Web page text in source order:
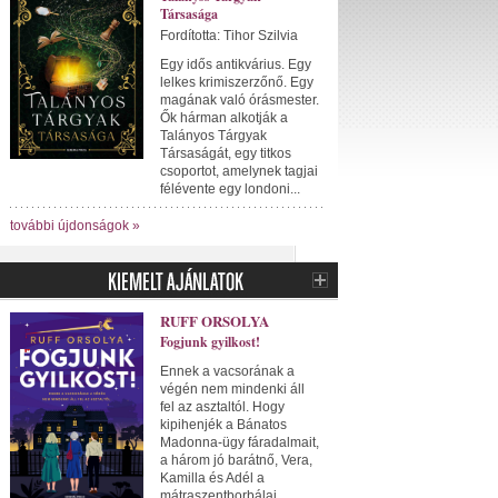
Társasága
Fordította: Tihor Szilvia
Egy idős antikvárius. Egy
lelkes krimiszerzőnő. Egy
magának való órásmester.
Ők hárman alkotják a
Talányos Tárgyak
Társaságát, egy titkos
csoportot, amelynek tagjai
félévente egy londoni...
további újdonságok »
RUFF ORSOLYA
Fogjunk gyilkost!
Ennek a vacsorának a
végén nem mindenki áll
fel az asztaltól. Hogy
kipihenjék a Bánatos
Madonna-ügy fáradalmait,
a három jó barátnő, Vera,
Kamilla és Adél a